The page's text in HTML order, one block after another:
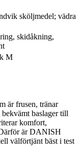
sköljmedel; vädra
skidåkning,
M
är frusen, tränar
baslager till
komfort,
är DANISH
välförtjänt bäst i test